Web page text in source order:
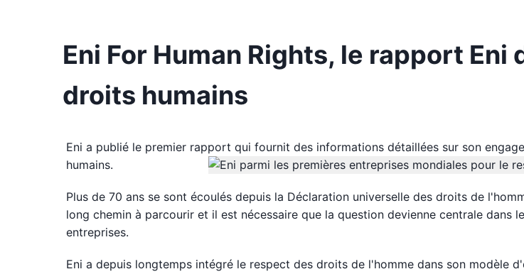
Eni For Human Rights, le rapport Eni
droits humains
Eni a publié le premier rapport qui fournit des informations détaillées sur son
humains.
Plus de 70 ans se sont écoulés depuis la Déclaration universelle des droits de
long chemin à parcourir et il est nécessaire que la question devienne centrale dans
entreprises.
Eni a depuis longtemps intégré le respect des droits de l'homme dans son modèle